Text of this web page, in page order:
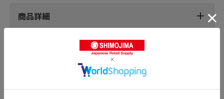
商品詳細
モニター取付器具の人気商品との比較